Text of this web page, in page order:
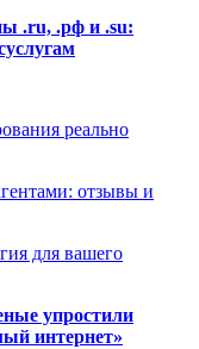
.ru, .рф и .su:
реально
отзывы и
для вашего
упростили
интернет»